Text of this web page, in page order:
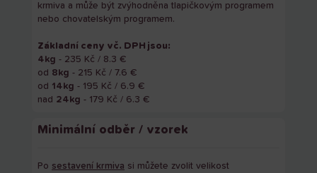
krmiva a může být zvýhodněna tlapičkovým programem
nebo chovatelským programem.
Základní ceny vč. DPH jsou:
4kg - 235 Kč / 8.3 €
od 8kg - 215 Kč / 7.6 €
od 14kg - 195 Kč / 6.9 €
nad 24kg - 179 Kč / 6.3 €
Minimální odběr / vzorek
Po sestavení krmiva si můžete zvolit velikost